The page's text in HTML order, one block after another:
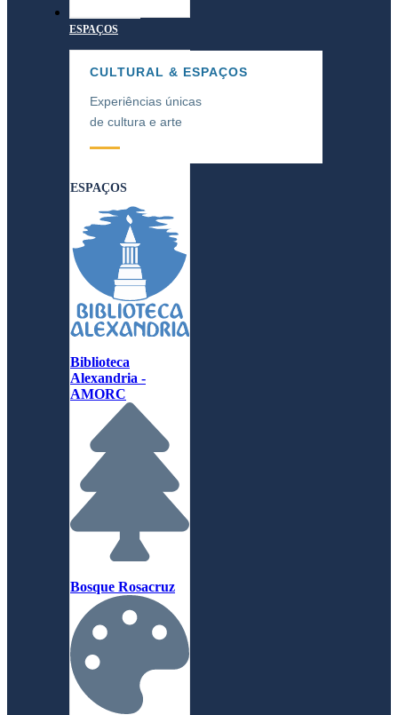
ESPAÇOS
CULTURAL & ESPAÇOS
Experiências únicas
de cultura e arte
ESPAÇOS
Biblioteca
Alexandria -
AMORC
Bosque Rosacruz